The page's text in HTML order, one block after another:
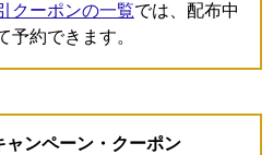
クーポンの一覧では、配布中
予約できます。
ンペーン・クーポン